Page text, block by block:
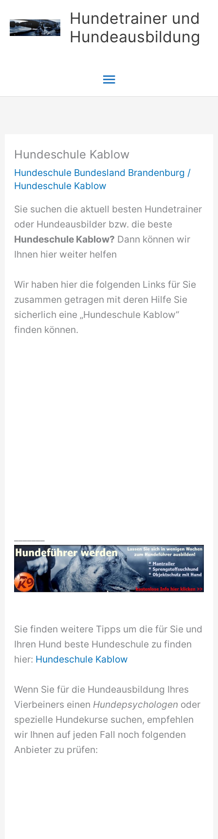
Inhalt
springen
Hundetrainer und
Hundeausbildung
Hauptmenü
Hundeschule Kablow
Hundeschule Bundesland Brandenburg /
Hundeschule Kablow
Sie suchen die aktuell besten Hundetrainer
oder Hundeausbilder bzw. die beste
Hundeschule Kablow? Dann können wir
Ihnen hier weiter helfen
Wir haben hier die folgenden Links für Sie
zusammen getragen mit deren Hilfe Sie
sicherlich eine „Hundeschule Kablow“
finden können.
Sie finden weitere Tipps um die für Sie und
Ihren Hund beste Hundeschule zu finden
hier: Hundeschule Kablow
Wenn Sie für die Hundeausbildung Ihres
Vierbeiners einen Hundepsychologen oder
spezielle Hundekurse suchen, empfehlen
wir Ihnen auf jeden Fall noch folgenden
Anbieter zu prüfen: